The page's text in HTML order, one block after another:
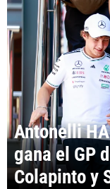
Antonelli
gana el GP
Colapinto y